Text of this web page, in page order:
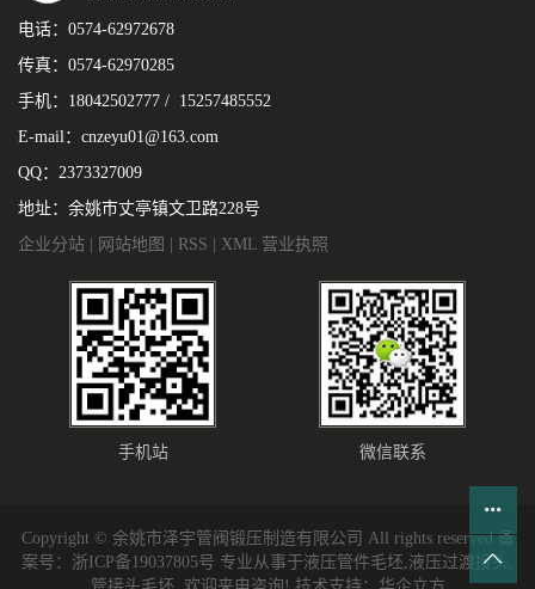
电话：0574-62972678
传真：0574-62970285
手机：18042502777 / 15257485552
E-mail：cnzeyu01@163.com
QQ：2373327009
地址：余姚市丈亭镇文卫路228号
企业分站 | 网站地图 | RSS | XML 营业执照
手机站 微信联系
Copyright © 余姚市泽宇管阀锻压制造有限公司 All rights reserved 备
案号： 浙ICP备19037805号 专业从事于液压管件毛坯 液压过渡接头